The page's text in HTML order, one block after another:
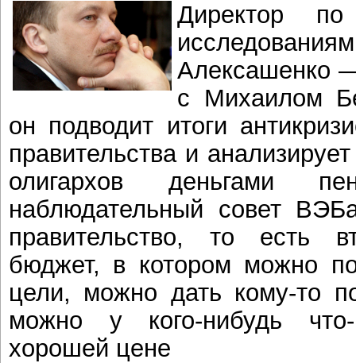
Директор по
Алексашенко
с Михаилом
он подводит итоги
правительства и
олигархов деньгами
наблюдательный совет
правительство, то есть
бюджет, в котором можно
цели, можно дать кому-то
можно у кого-нибудь
хорошей цене